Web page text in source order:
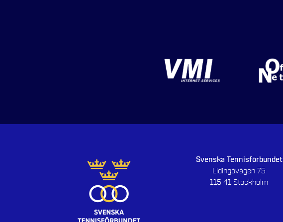
Svenska Tennisförbundet
Lidingövägen 75
115 41 Stockholm